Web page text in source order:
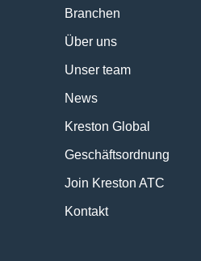
Branchen
Über uns
Unser team
News
Kreston Global
Geschäftsordnung
Join Kreston ATC
Kontakt